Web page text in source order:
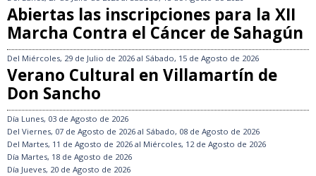
Abiertas las inscripciones para la XII
Marcha Contra el Cáncer de Sahagún
Del Miércoles, 29 de Julio de 2026 al Sábado, 15 de Agosto de 2026
Verano Cultural en Villamartín de
Don Sancho
Día Lunes, 03 de Agosto de 2026
Del Viernes, 07 de Agosto de 2026 al Sábado, 08 de Agosto de 2026
Del Martes, 11 de Agosto de 2026 al Miércoles, 12 de Agosto de 2026
Día Martes, 18 de Agosto de 2026
Día Jueves, 20 de Agosto de 2026